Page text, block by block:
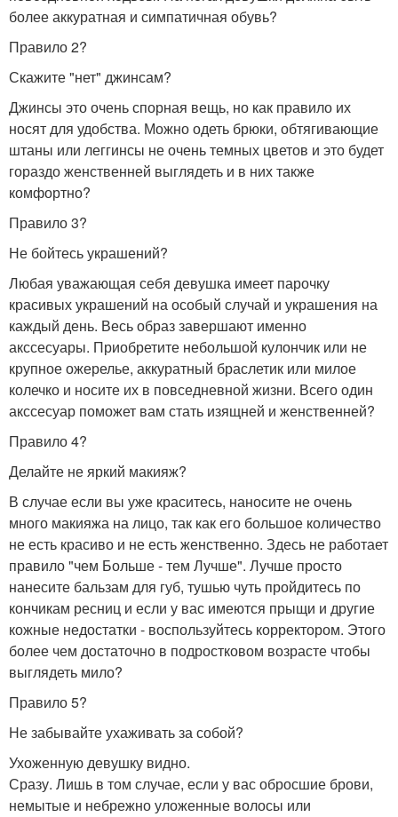
более аккуратная и симпатичная обувь?
Правило 2?
Скажите "нет" джинсам?
Джинсы это очень спорная вещь, но как правило их
носят для удобства. Можно одеть брюки, обтягивающие
штаны или леггинсы не очень темных цветов и это будет
гораздо женственней выглядеть и в них также
комфортно?
Правило 3?
Не бойтесь украшений?
Любая уважающая себя девушка имеет парочку
красивых украшений на особый случай и украшения на
каждый день. Весь образ завершают именно
акссесуары. Приобретите небольшой кулончик или не
крупное ожерелье, аккуратный браслетик или милое
колечко и носите их в повседневной жизни. Всего один
акссесуар поможет вам стать изящней и женственней?
Правило 4?
Делайте не яркий макияж?
В случае если вы уже краситесь, наносите не очень
много макияжа на лицо, так как его большое количество
не есть красиво и не есть женственно. Здесь не работает
правило "чем Больше - тем Лучше". Лучше просто
нанесите бальзам для губ, тушью чуть пройдитесь по
кончикам ресниц и если у вас имеются прыщи и другие
кожные недостатки - воспользуйтесь корректором. Этого
более чем достаточно в подростковом возрасте чтобы
выглядеть мило?
Правило 5?
Не забывайте ухаживать за собой?
Ухоженную девушку видно.
Сразу. Лишь в том случае, если у вас обросшие брови,
немытые и небрежно уложенные волосы или